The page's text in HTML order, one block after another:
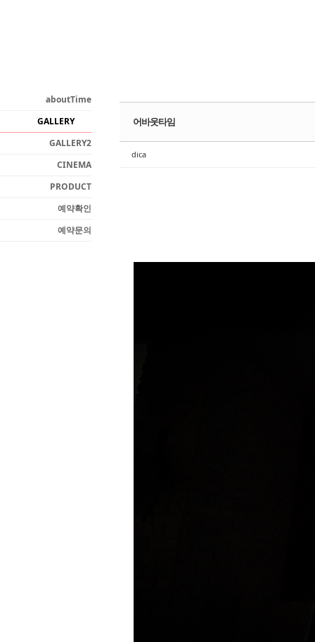
aboutTime
GALLERY
GALLERY2
CINEMA
PRODUCT
예약확인
예약문의
어바웃타임
dica
Sketchbook5, 스케치북5